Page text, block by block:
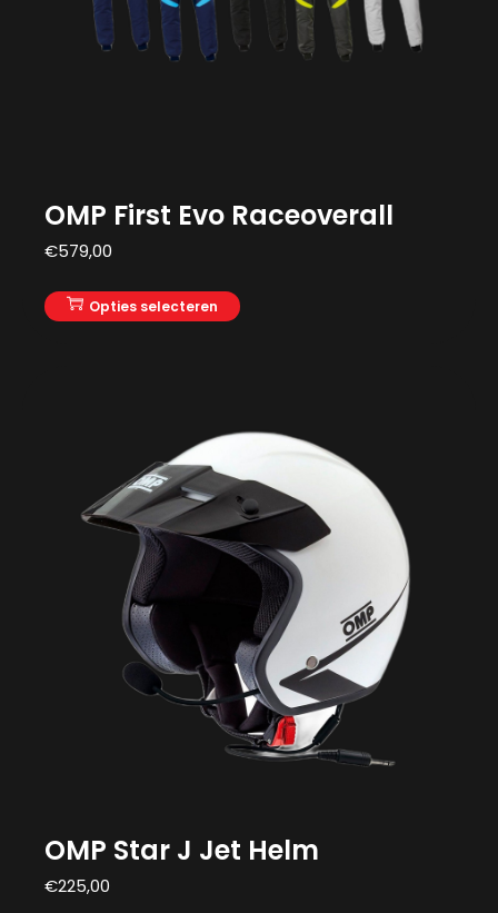
OMP First Evo Raceoverall
€579,00
Opties selecteren
OMP Star J Jet Helm
€225,00